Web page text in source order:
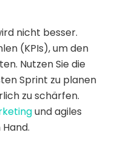
nicht besser.
(KPIs), um den
Nutzen Sie die
Sprint zu planen
zu schärfen.
und agiles